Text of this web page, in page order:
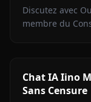
Discutez avec
membre du
Chat IA Iino
Sans Censure